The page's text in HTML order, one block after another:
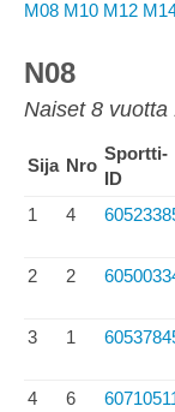
M08 M10 M12
N08
Naiset 8 vuotta
Sija Nro
Sportti-
ID
1 4
2 2
3 1
4 6